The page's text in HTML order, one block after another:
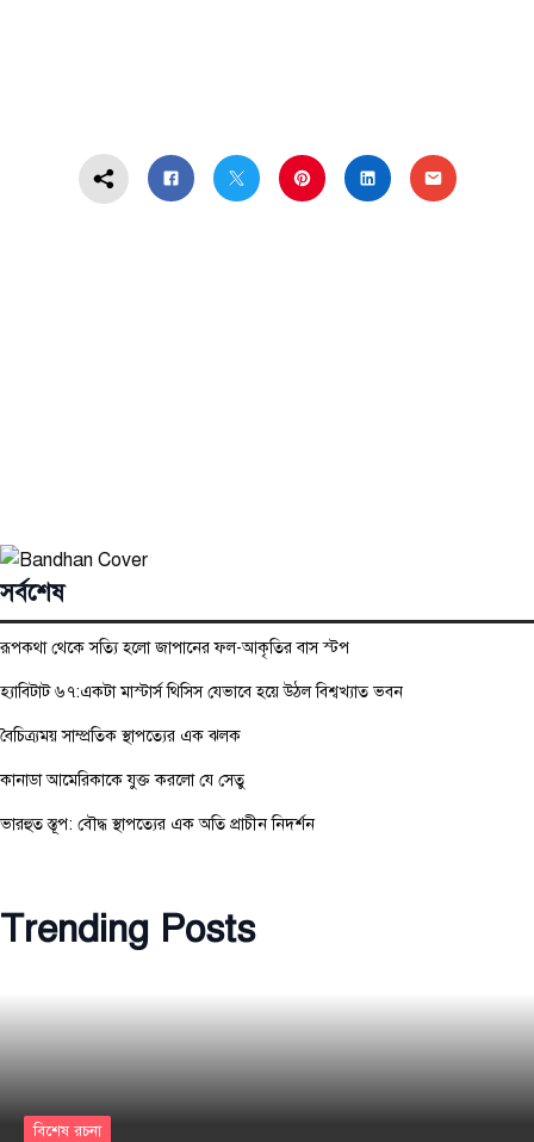
সর্বশেষ
রূপকথা থেকে সত্যি হলো জাপানের ফল-আকৃতির বাস স্টপ
হ্যাবিটাট ৬৭:একটা মাস্টার্স থিসিস যেভাবে হয়ে উঠল বিশ্বখ্যাত ভবন
বৈচিত্র্যময় সাম্প্রতিক স্থাপত্যের এক ঝলক
কানাডা আমেরিকাকে যুক্ত করলো যে সেতু
ভারহুত স্তূপ: বৌদ্ধ স্থাপত্যের এক অতি প্রাচীন নিদর্শন
Trending Posts
বিশেষ রচনা